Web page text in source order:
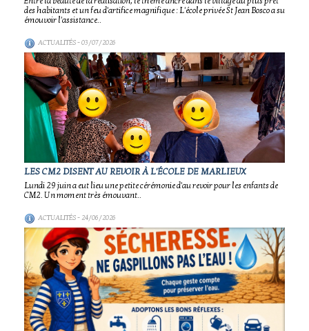
des habitants et un feu d'artifice magnifique : L'école privée St Jean Bosco a su
émouvoir l'assistance..
ACTUALITÉS- 03/07/2026
LES CM2 DISENT AU REVOIR À L'ÉCOLE DE MARLIEUX
Lundi 29 juin a eut lieu une petite cérémonie d'au revoir pour les enfants de
CM2. Un moment très émouvant..
ACTUALITÉS- 24/06/2026